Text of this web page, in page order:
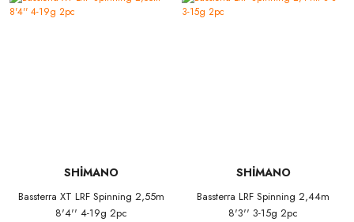
SHİMANO
Bassterra XT LRF Spinning 2,55m
8'4'' 4-19g 2pc
SHİMANO
Bassterra LRF Spinning 2,44m
8'3'' 3-15g 2pc